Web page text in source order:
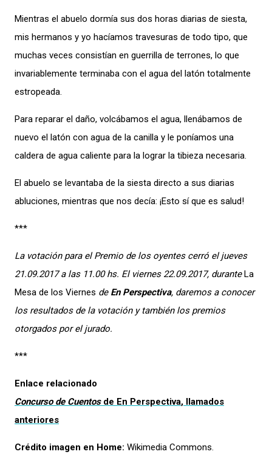
Mientras el abuelo dormía sus dos horas diarias de siesta,
mis hermanos y yo hacíamos travesuras de todo tipo, que
muchas veces consistían en guerrilla de terrones, lo que
invariablemente terminaba con el agua del latón totalmente
estropeada.
Para reparar el daño, volcábamos el agua, llenábamos de
nuevo el latón con agua de la canilla y le poníamos una
caldera de agua caliente para la lograr la tibieza necesaria.
El abuelo se levantaba de la siesta directo a sus diarias
abluciones, mientras que nos decía: ¡Esto sí que es salud!
***
La votación para el Premio de los oyentes cerró el jueves
21.09.2017 a las 11.00 hs. El viernes 22.09.2017, duranteLa
Mesa de los Viernes de En Perspectiva, daremos a conocer
los resultados de la votación y también los premios
otorgados por el jurado.
***
Enlace relacionado
Concurso de Cuentosde En Perspectiva, llamados
anteriores
Crédito imagen en Home: Wikimedia Commons.